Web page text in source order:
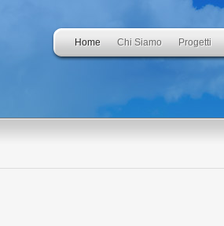
Home Chi Siamo Progetti